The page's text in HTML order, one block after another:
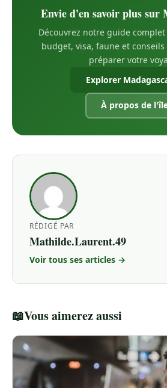
Envie d'en savoir plus sur
Découvrez notre guide
budget, visa, faune et
préparer votre
Explorer
À propos de
RÉDIGÉ PAR
Mathilde.Laurent.49
Voir tous ses articles →
📖Vous aimerez aussi